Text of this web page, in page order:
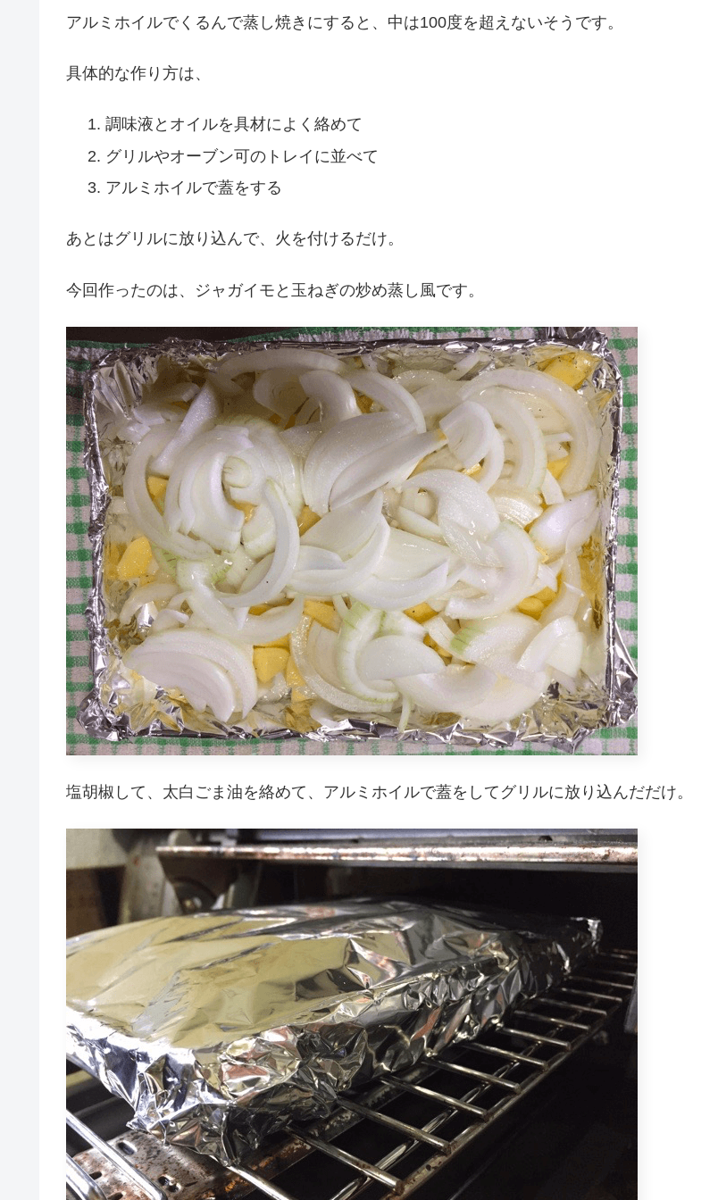
アルミホイルでくるんで蒸し焼きにすると、中は100度を超えないそうです。
具体的な作り方は、
調味液とオイルを具材によく絡めて
グリルやオーブン可のトレイに並べて
アルミホイルで蓋をする
あとはグリルに放り込んで、火を付けるだけ。
今回作ったのは、ジャガイモと玉ねぎの炒め蒸し風です。
塩胡椒して、太白ごま油を絡めて、アルミホイルで蓋をしてグリルに放り込んだだけ。